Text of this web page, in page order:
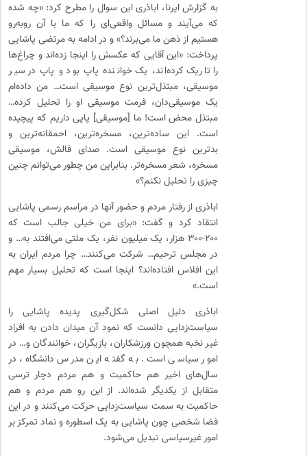
به گزارش ایرنا، اباذری این سوال را مطرح کرد: «چه شده
که می‌آیند و مسائل واقعی‌ای را که ما با آن روبه‌رو
هستیم از ذهن ما می‌برند؟» و در ادامه به مرتضی پاشایی
پرداخت: «این آقایی که عکسش را اینجا زده‌اند و چراغ‌ها
را تاریک کرده‌اند، یک خواننده پاپ بود و پاپ در سیر
موسیقی، مبتذل‌ترین نوع موسیقی است… من داده‌ام
یک موسیقی‌دان، فرمت موسیقی او را تحلیل کرده…
مبتذل محض است! ما [موسیقی] پاپی داریم که پیچیده
است. این ساده‌ترین، مسخره‌ترین، احمقانه‌ترین و
بدترین نوع موسیقی است. صدای فالش، موسیقی
مسخره، شعر مسخره‌تر. بنابراین من چطور می‌توانم چنین
چیزی را تحلیل نکنم؟»
اباذری از رفتار مردم و حضور آنها در مراسم رسمی پاشایی
انتقاد کرد و گفت: «برای من خیلی جالب است که
۲۰۰-۳۰۰ هزار، یک میلیون نفر، یک ملتی می‌افتند به… و
در مجلس ترحیم… شرکت می‌کنند… چرا مردم ایران به
این افلاس افتاده‌اند؟ اینجا است که تحلیل بسیار مهم
است.»
اباذری دلیل اصلی شکل‌گیری پدیده پاشایی را
سیاست‌زدایی دانست که نمود آن میدان دادن به افراد
غیر نخبه همچون ورزشکاران، بازیگران، خوانندگان و… در
امور سیاسی است. به گفته این مدرس دانشگاه، در
سال‌های اخیر هم حاکمیت و هم مردم دچار ترسی
متقابل از یکدیگر شده‌اند. از این رو هم مردم و هم
حاکمیت به سمت سیاست‌زدایی حرکت می‌کنند و در این
فضا شخصی چون پاشایی به یک اسطوره و نماد تمرکز بر
امور غیرسیاسی تبدیل می‌شود.